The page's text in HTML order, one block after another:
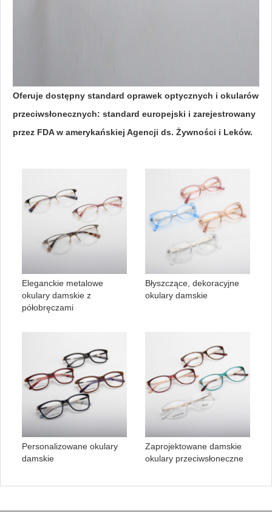
Oferuje dostępny standard oprawek optycznych i okularów
przeciwsłonecznych: standard europejski i zarejestrowany
przez FDA w amerykańskiej Agencji ds. Żywności i Leków.
Eleganckie metalowe
okulary damskie z
półobręczami
Błyszczące, dekoracyjne
okulary damskie
Personalizowane okulary
damskie
Zaprojektowane damskie
okulary przeciwsłoneczne